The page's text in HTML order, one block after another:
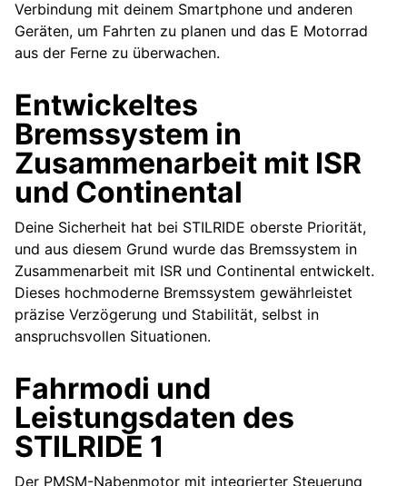
Verbindung mit deinem Smartphone und anderen
Geräten, um Fahrten zu planen und das E Motorrad
aus der Ferne zu überwachen.
Entwickeltes
Bremssystem in
Zusammenarbeit mit ISR
und Continental
Deine Sicherheit hat bei STILRIDE oberste Priorität,
und aus diesem Grund wurde das Bremssystem in
Zusammenarbeit mit ISR und Continental entwickelt.
Dieses hochmoderne Bremssystem gewährleistet
präzise Verzögerung und Stabilität, selbst in
anspruchsvollen Situationen.
Fahrmodi und
Leistungsdaten des
STILRIDE 1
Der PMSM-Nabenmotor mit integrierter Steuerung